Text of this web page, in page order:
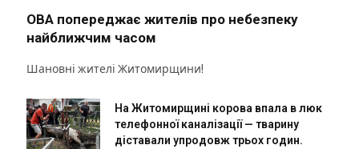
ОВА попереджає жителів про небезпеку
найближчим часом
Шановні жителі Житомирщини!
На Житомирщині корова впала в люк
телефонної каналізації — тварину
діставали упродовж трьох годин.